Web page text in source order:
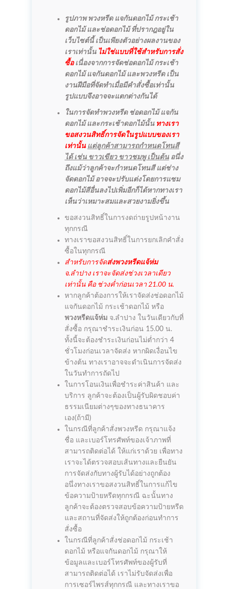
รูปภาพ พวงหรีด แจกันดอกไม้ กระเช้า
ดอกไม้ และช่อดอกไม้ ที่ปรากฎอยู่ใน
เว็บไซต์นี้ เป็นเพียงตัวอย่างผลงานของ
เราเท่านั้น ไม่ใช่แบบที่ใช้สำหรับการสั่ง
ซื้อเนื่องจากการจัดช่อดอกไม้ กระเช้า
ดอกไม้ แจกันดอกไม้ และพวงหรีด เป็น
งานฝีมือที่จัดทำเมื่อมีคำสั่งซื้อเท่านั้น
รูปแบบจึงอาจจะแตกต่างกันได้
ในการจัดทำพวงหรีด ช่อดอกไม้ แจกัน
ดอกไม้ และกระเช้าดอกไม้นั้น ทางเรา
ขอสงวนสิทธิ์การจัดในรูปแบบของเรา
เท่านั้น แต่ลูกค้าสามารถกำหนดโทนสี
ได้ เช่น ขาวเขียว ขาวชมพู เป็นต้นอนึ่ง
ถึงแม้ว่าลูกค้าจะกำหนดโทนสี แต่ช่าง
จัดดอกไม้ อาจจะปรับแต่งโดยการแซม
ดอกไม้สีอื่นลงไปเพิ่มอีกก็ได้หากทางเรา
เห็นว่าเหมาะสมและสวยงามยิ่งขึ้น
ขอสงวนสิทธิ์ในการงดถ่ายรูปหน้างาน
ทุกกรณี
ทางเราขอสงวนสิทธิ์ในการยกเลิกคำสั่ง
ซื้อในทุกกรณี
สำหรับการจัดส่งพวงหรีดแจ้ห่ม
จ.ลำปาง เราจะจัดส่งช่วงเวลาเดียว
เท่านั้น คือ ช่วงค่ำก่อนเวลา 21.00 น.
หากลูกค้าต้องการให้เราจัดส่งช่อดอกไม้
แจกันดอกไม้ กระเช้าดอกไม้ หรือ
พวงหรีดแจ้ห่ม จ.ลำปาง ในวันเดียวกับที่
สั่งซื้อ กรุณาชำระเงินก่อน 15.00 น.
ทั้งนี้จะต้องชำระเงินก่อนไม่ต่ำกว่า 4
ชั่วโมงก่อนเวลาจัดส่ง หากผิดเงื่อนไข
ข้างต้น ทางเราอาจจะดำเนินการจัดส่ง
ในวันทำการถัดไป
ในการโอนเงินเพื่อชำระค่าสินค้า และ
บริการ ลูกค้าจะต้องเป็นผู้รับผิดชอบค่า
ธรรมเนียมต่างๆของทางธนาคาร
เอง(ถ้ามี)
ในกรณีที่ลูกค้าสั่งพวงหรีด กรุณาแจ้ง
ชื่อ และเบอร์โทรศัพท์ของเจ้าภาพที่
สามารถติดต่อได้ ให้แก่เราด้วย เพื่อทาง
เราจะได้ตรวจสอบเส้นทางและยืนยัน
การจัดส่งกับทางผู้รับได้อย่างถูกต้อง
อนึ่งทางเราขอสงวนสิทธิ์ในการแก้ไข
ข้อความป้ายหรีดทุกกรณี ฉะนั้นทาง
ลูกค้าจะต้องตรวจสอบข้อความป้ายหรีด
และสถานที่จัดส่งให้ถูกต้องก่อนทำการ
สั่งซื้อ
ในกรณีที่ลูกค้าสั่งช่อดอกไม้ กระเช้า
ดอกไม้ หรือแจกันดอกไม้ กรุณาให้
ข้อมูลและเบอร์โทรศัพท์ของผู้รับที่
สามารถติดต่อได้ เราไม่รับจัดส่งเพื่อ
การเซอร์ไพรส์ทุกกรณี และทางเราขอ